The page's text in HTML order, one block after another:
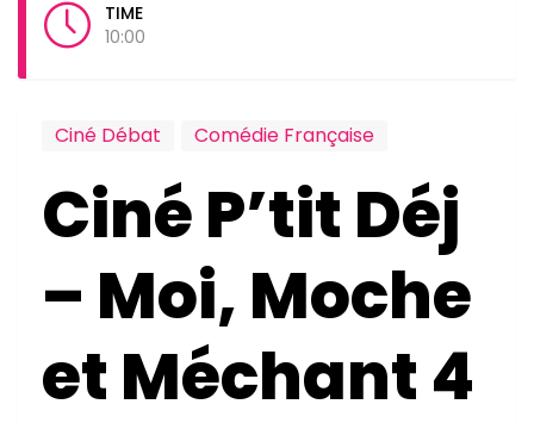
TIME
10:00
Ciné Débat Comédie Française
Ciné P’tit Déj
– Moi, Moche
et Méchant 4